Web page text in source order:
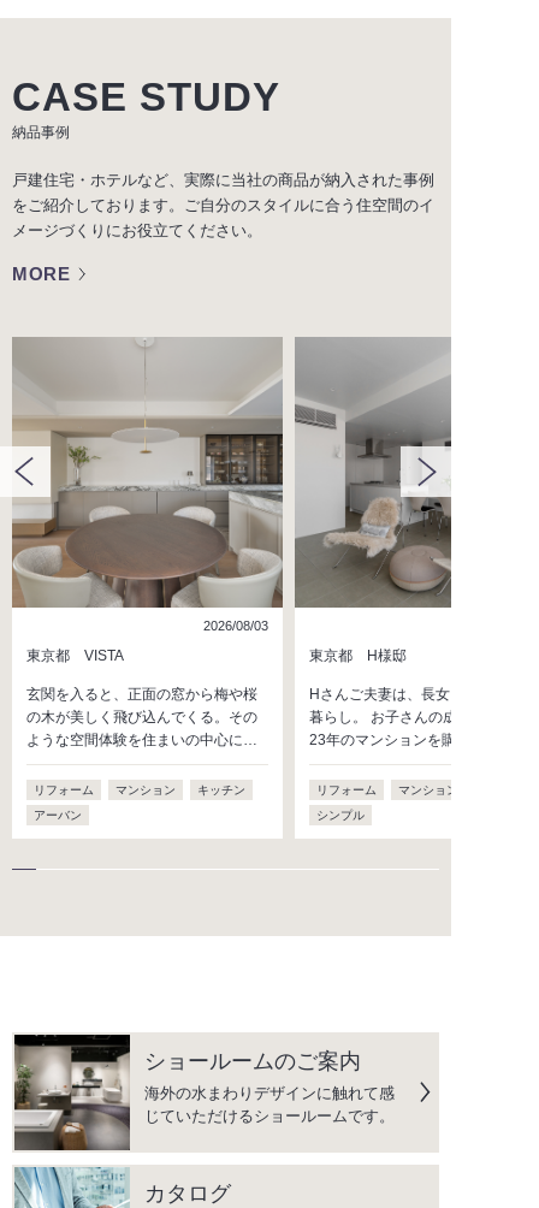
CASE STUDY
納品事例
戸建住宅・ホテルなど、実際に当社の商品が納入された事例
をご紹介しております。ご自分のスタイルに合う住空間のイ
メージづくりにお役立てください。
MORE
2026/08/03
東京都 VISTA
玄関を入ると、正面の窓から梅や桜
の木が美しく飛び込んでくる。その
ような空間体験を住まいの中心に…
リフォーム マンション
キッチン
アーバン
東京都 H様邸
Hさんご夫妻は、長女・長男との4
暮らし。 お子さんの成長を機に、
23年のマンションを購入し…
リフォーム マンション
シンプル
ショールームのご案内
海外の水まわりデザインに触れて感
じていただけるショールームです。
カタログ